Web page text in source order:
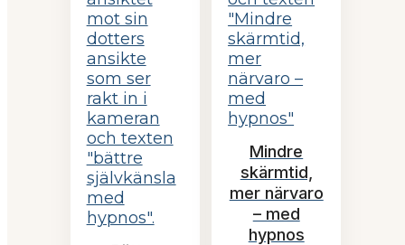
Mindre
skärmtid,
mer närvaro
– med
hypnos